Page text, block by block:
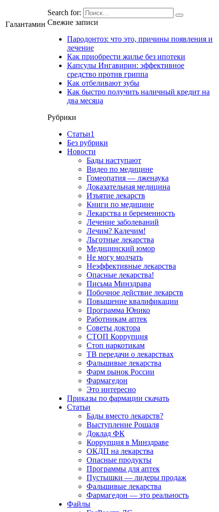
Галантамин
Search for:
Свежие записи
Пародонтоз: что это, причины появления и
лечение
Как приобрести жилье без ипотеки
Капсулы Ингавирин: эффективное
средство против гриппа
Как отбеливают зубы
Как быстро получить наличный кредит на
два месяца
Рубрики
Cтатьи1
Без рубрики
Новости
Бады наступают
Видео по медицине
Гомеопатия — лженаука
Доказательная медицина
Изъятие лекарств
Книги по медицине
Лекарства и беременность
Лечение заболеваний
Лечим? Калечим!
Льготные лекарства
Медицинский юмор
Не могу молчать
Неэффективные лекарства
Опасные лекарства!
Письма Минздрава
Побочное действие лекарств
Повышение квалификации
Программа Юнико
Работникам аптек
Советы доктора
СТОП Коррупция
Стоп наркотикам
ТВ передачи о лекарствах
Фальшивые лекарства
Фарм рынок России
Фармагедон
Это интересно
Приказы по фармации скачать
Статьи
Бады вместо лекарств?
Выступление Рошаля
Доклад ФК
Коррупция в Минздраве
ОКДП на лекарства
Опасные продукты
Программы для аптек
Пустышки — лидеры продаж
Фальшивые лекарства
Фармагедон — это реальность
Файлы